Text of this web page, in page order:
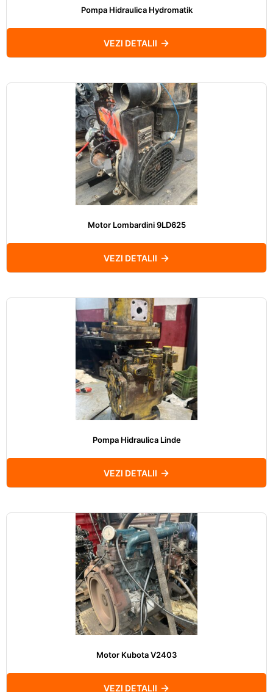
Pompa Hidraulica Hydromatik
VEZI DETALII
Motor Lombardini 9LD625
VEZI DETALII
Pompa Hidraulica Linde
VEZI DETALII
Motor Kubota V2403
VEZI DETALII